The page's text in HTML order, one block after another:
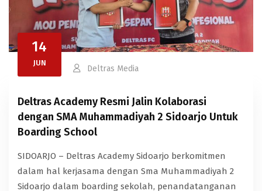
14
JUN
Deltras Media
Deltras Academy Resmi Jalin Kolaborasi
dengan SMA Muhammadiyah 2 Sidoarjo Untuk
Boarding School
SIDOARJO – Deltras Academy Sidoarjo berkomitmen
dalam hal kerjasama dengan Sma Muhammadiyah 2
Sidoarjo dalam boarding sekolah, penandatanganan